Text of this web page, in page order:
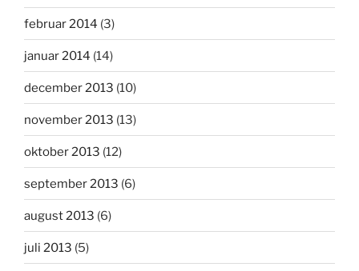
februar 2014 (3)
januar 2014 (14)
december 2013 (10)
november 2013 (13)
oktober 2013 (12)
september 2013 (6)
august 2013 (6)
juli 2013 (5)